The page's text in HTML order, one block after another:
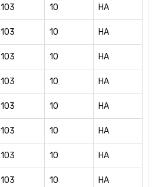
103 10 HA
103 10 HA
103 10 HA
103 10 HA
103 10 HA
103 10 HA
103 10 HA
103 10 HA